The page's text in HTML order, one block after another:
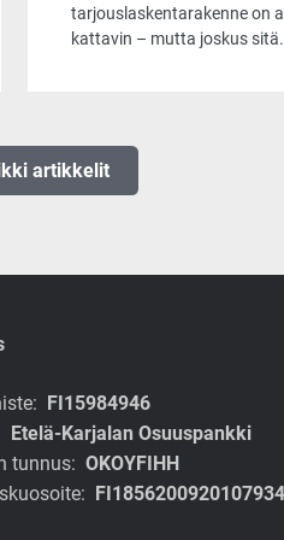
vaatimuksiin
tarjouslaskentarakenne on
kattavin – mutta joskus sitä
artikkelit
FI15984946
Etelä-Karjalan Osuuspankki
tunnus:OKOYFIHH
FI1856200920107934